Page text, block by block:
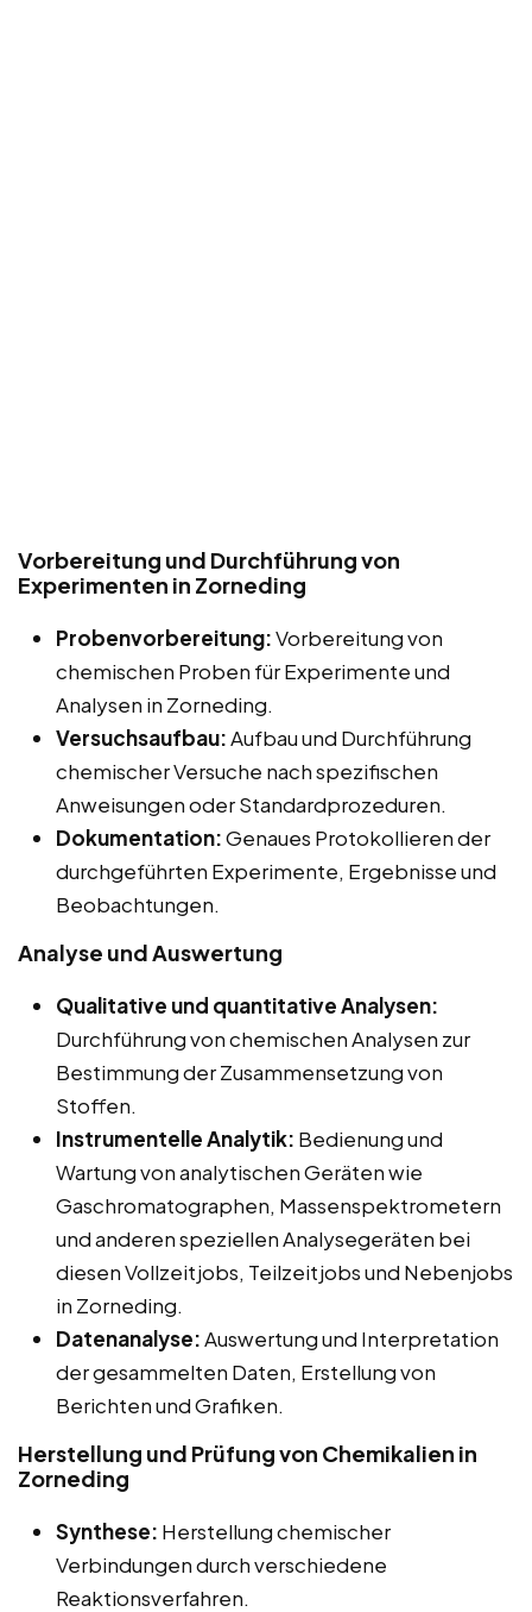
Vorbereitung und Durchführung von
Experimenten in Zorneding
Probenvorbereitung:Vorbereitung von
chemischen Proben für Experimente und
Analysen in Zorneding.
Versuchsaufbau:Aufbau und Durchführung
chemischer Versuche nach spezifischen
Anweisungen oder Standardprozeduren.
Dokumentation:Genaues Protokollieren der
durchgeführten Experimente, Ergebnisse und
Beobachtungen.
Analyse und Auswertung
Qualitative und quantitative Analysen:
Durchführung von chemischen Analysen zur
Bestimmung der Zusammensetzung von
Stoffen.
Instrumentelle Analytik: Bedienung und
Wartung von analytischen Geräten wie
Gaschromatographen, Massenspektrometern
und anderen speziellen Analysegeräten bei
diesen Vollzeitjobs, Teilzeitjobs und Nebenjobs
in Zorneding.
Datenanalyse:Auswertung und Interpretation
der gesammelten Daten, Erstellung von
Berichten und Grafiken.
Herstellung und Prüfung von Chemikalien in
Zorneding
Synthese: Herstellung chemischer
Verbindungen durch verschiedene
Reaktionsverfahren.